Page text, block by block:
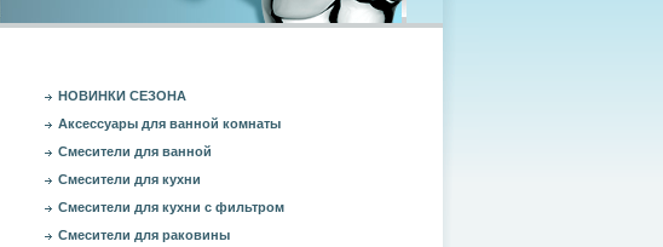
НОВИНКИ СЕЗОНА
Аксессуары для ванной комнаты
Смесители для ванной
Смесители для кухни
Смесители для кухни с фильтром
Смесители для раковины